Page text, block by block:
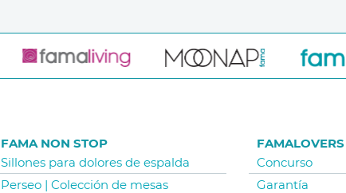
FAMA NON STOP
Sillones para dolores de espalda
Perseo | Colección de mesas
FAMALOVERS
Concurso
Garantía